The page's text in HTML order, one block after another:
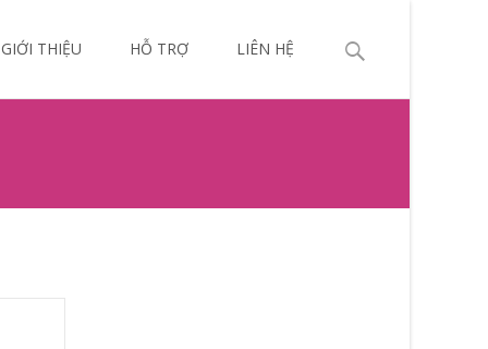
GIỚI THIỆU HỖ TRỢ LIÊN HỆ
Search